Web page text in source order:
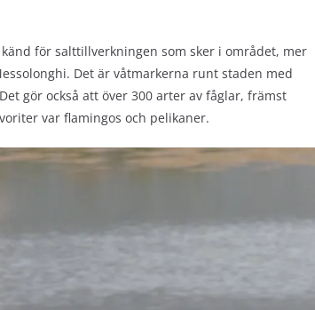
för salttillverkningen som sker i området, mer
Det är våtmarkerna runt staden med
gör också att över 300 arter av fåglar, främst
var flamingos och pelikaner.